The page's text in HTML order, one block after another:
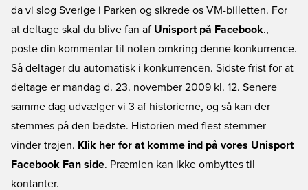
da vi slog Sverige i Parken og sikrede os VM-billetten. For
at deltage skal du blive fan af Unisport på Facebook.,
poste din kommentar til noten omkring denne konkurrence.
Så deltager du automatisk i konkurrencen. Sidste frist for at
deltage er mandag d. 23. november 2009 kl. 12. Senere
samme dag udvælger vi 3 af historierne, og så kan der
stemmes på den bedste. Historien med flest stemmer
vinder trøjen. Klik her for at komme ind på vores Unisport
Facebook Fan side. Præmien kan ikke ombyttes til
kontanter.